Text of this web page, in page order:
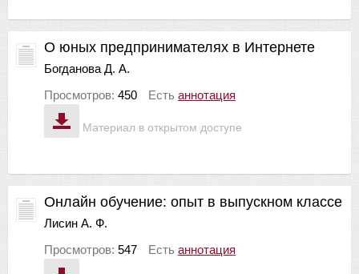
Материал в открытом доступе
О юных предпринимателях в Интернете
Богданова Д. А.
Просмотров: 450 Есть аннотация
Онлайн обучение: опыт в выпускном классе
Лисин А. Ф.
Просмотров: 547 Есть аннотация